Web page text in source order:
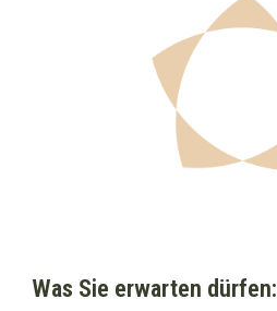
Was Sie erwarten dürfen: